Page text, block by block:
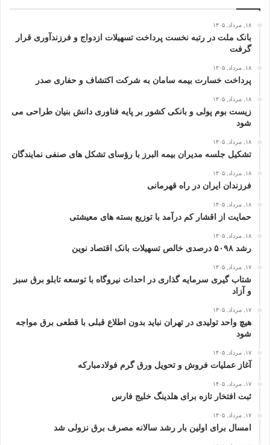
۱۸, مرداد, ۱۴۰۵
بانک ملت در رتبه نخست پرداخت تسهیلات ازدواج و فرزندآوری قرار
گرفت
۱۸, مرداد, ۱۴۰۵
پرداخت خسارت بیمه سامان به شرکت اکتشاف و حفاری صدر
۱۸, مرداد, ۱۴۰۵
زیست بوم پولی و بانکی کشور بر پایه فناوری دانش بنیان طراحی می
شود
۱۸, مرداد, ۱۴۰۵
تشکیل جلسه مدیران بیمه البرز با رؤسای تشکل های صنفی نمایندگان
۱۸, مرداد, ۱۴۰۵
فرزندان ایران در راه قهرمانی
۱۸, مرداد, ۱۴۰۵
حمایت از اقشار کم‌ درآمد با توزیع بسته‌ های معیشتی
۱۸, مرداد, ۱۴۰۵
رشد ۵۰۹۸ درصدی خالص تسهیلات بانک اقتصاد نوین
۱۷, مرداد, ۱۴۰۵
شتاب گیری سرمایه گذاری در احداث نیروگاه با توسعه تابلو برق سبز
و آزاد
۱۷, مرداد, ۱۴۰۵
هیچ واحد تولیدی در تهران نباید بدون اطلاع قبلی با قطعی برق مواجه
شود
۱۷, مرداد, ۱۴۰۵
آغاز عملیات فروش و تحویل ورق گرم فولادمبارکه
۱۷, مرداد, ۱۴۰۵
ثبت افتخار تازه برای هلدینگ خلیج‌ فارس
۱۷, مرداد, ۱۴۰۵
امسال برای اولین بار رشد سالانه مصرف برق نزولی شد